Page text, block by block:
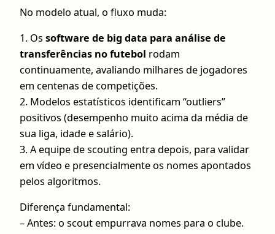
No modelo atual, o fluxo muda:
1. Os software de big data para análise de
transferências no futebol rodam
continuamente, avaliando milhares de jogadores
em centenas de competições.
2. Modelos estatísticos identificam “outliers”
positivos (desempenho muito acima da média de
sua liga, idade e salário).
3. A equipe de scouting entra depois, para validar
em vídeo e presencialmente os nomes apontados
pelos algoritmos.
Diferença fundamental:
– Antes: o scout empurrava nomes para o clube.